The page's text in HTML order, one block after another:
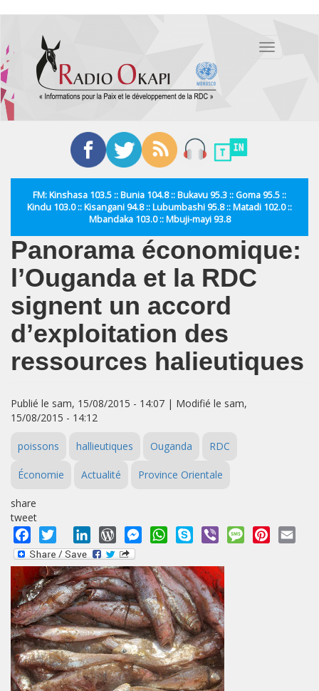
contenu
principal
Toggle
FM: Kinshasa 103.5 :: Bunia 104.8 :: Bukavu 95.3 :: Goma 95.5 ::
Kindu 103.0 :: Kisangani 94.8 :: Lubumbashi 95.8 :: Matadi 102.0 ::
Mbandaka 103.0 :: Mbuji-mayi 93.8
Panorama économique:
l’Ouganda et la RDC
signent un accord
d’exploitation des
ressources halieutiques
Publié le sam, 15/08/2015 - 14:07 | Modifié le sam,
15/08/2015 - 14:12
poissons hallieutiques Ouganda RDC
Économie Actualité Province Orientale
share
tweet
Facebook
Twitter LinkedInWordPressMessengerWhatsApp
Skype Viber MessagePinterest